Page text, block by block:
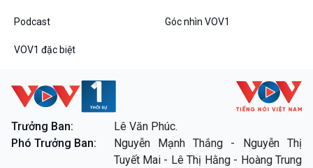
Diễn đàn chủ nhật
VOV1 đặc biệt
Thanh âm ký sự
Chân dung cuộc sống
Podcast Góc nhìn VOV1
VOV1 đặc biệt
Trưởng Ban:
Lê Văn Phúc.
Phó Trưởng Ban:
Nguyễn Mạnh Thắng - Nguyễn Thị
Tuyết Mai - Lê Thị Hằng - Hoàng Trung